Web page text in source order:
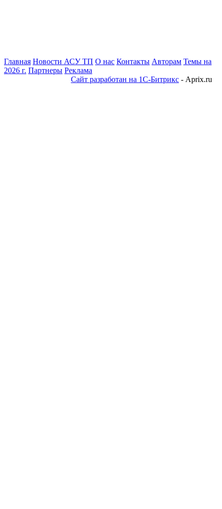
Главная Новости АСУ ТП О нас Контакты Авторам Темы на
2026 г. Партнеры Реклама
Сайт разработан на 1С-Битрикс - Aprix.ru